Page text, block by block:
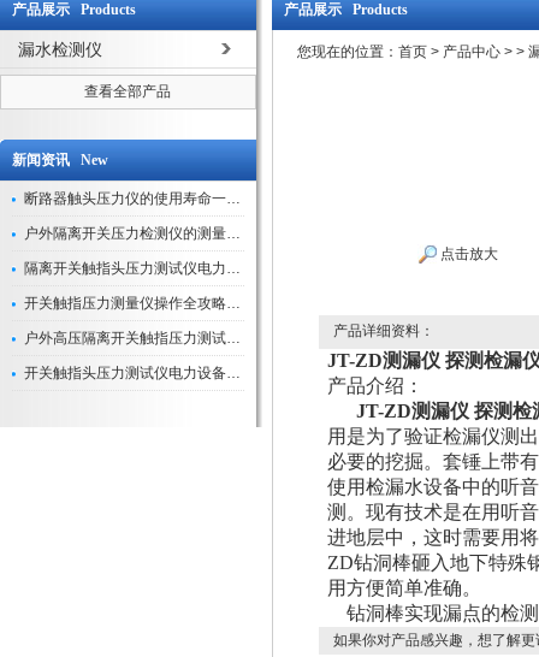
产品展示 Products
漏水检测仪
查看全部产品
新闻资讯 New
断路器触头压力仪的使用寿命一般是多久？
户外隔离开关压力检测仪的测量数据如何与GIS系统对接实现智能化运维？
隔离开关触指头压力测试仪电力系统安全运行的“定海神针”
开关触指压力测量仪操作全攻略：从准备到精准测量的实战指南
户外高压隔离开关触指压力测试仪的作用与价值
开关触指头压力测试仪电力设备安全的“隐形守护者”
产品展示 Products
您现在的位置： 首页 > 产品中心 > >
点击放大
产品详细资料：
JT-ZD测漏仪 探测检漏
产品介绍：
JT-ZD测漏仪 探测检
用是为了验证检漏仪测
必要的挖掘。套锤上带
使用检漏水设备中的听
测。现有技术是在用听
进地层中，这时需要用
ZD钻洞棒砸入地下特殊
用方便简单准确。
钻洞棒实现漏点的检
如果你对产品感兴趣，想了解